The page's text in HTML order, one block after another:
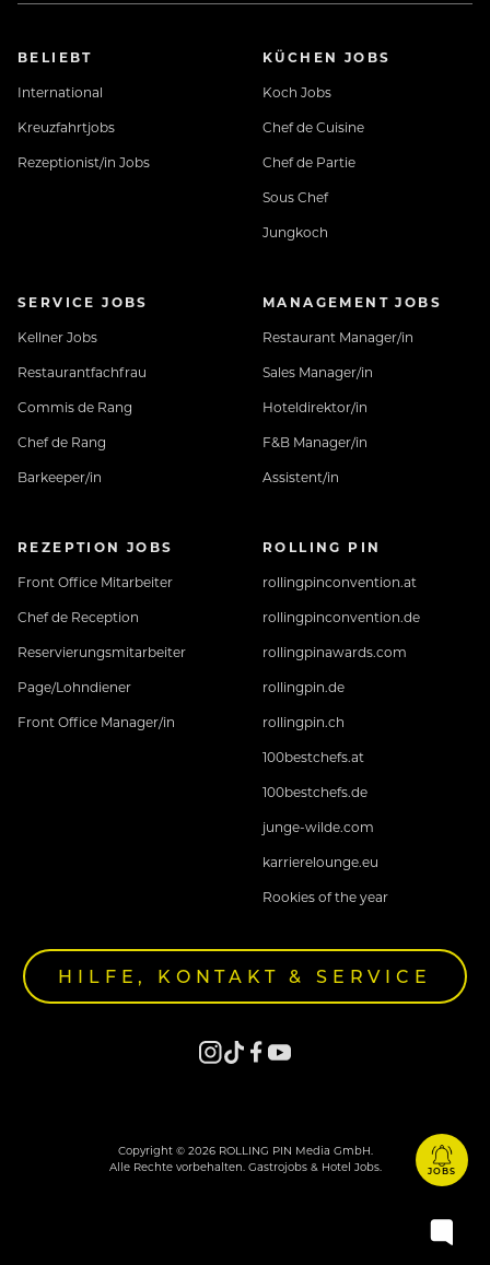
BELIEBT
International
Kreuzfahrtjobs
Rezeptionist/in Jobs
KÜCHEN JOBS
Koch Jobs
Chef de Cuisine
Chef de Partie
Sous Chef
Jungkoch
SERVICE JOBS
Kellner Jobs
Restaurantfachfrau
Commis de Rang
Chef de Rang
Barkeeper/in
MANAGEMENT JOBS
Restaurant Manager/in
Sales Manager/in
Hoteldirektor/in
F&B Manager/in
Assistent/in
REZEPTION JOBS
Front Office Mitarbeiter
Chef de Reception
Reservierungsmitarbeiter
Page/Lohndiener
Front Office Manager/in
ROLLING PIN
rollingpinconvention.at
rollingpinconvention.de
rollingpinawards.com
rollingpin.de
rollingpin.ch
100bestchefs.at
100bestchefs.de
junge-wilde.com
karrierelounge.eu
Rookies of the year
HILFE, KONTAKT & SERVICE
Copyright © 2026 ROLLING PIN Media GmbH.
Alle Rechte vorbehalten. Gastrojobs & Hotel Jobs.
JOBS